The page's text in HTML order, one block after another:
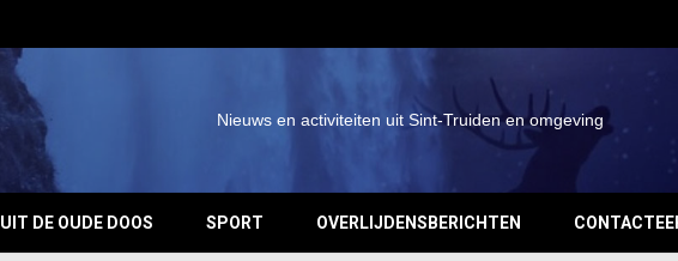
Nieuws en activiteiten uit Sint-Truiden en omgeving
UIT DE OUDE DOOS SPORT OVERLIJDENSBERICHTEN